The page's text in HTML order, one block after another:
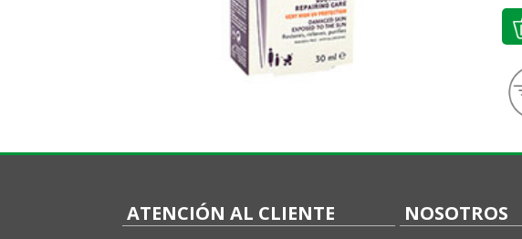
ATENCIÓN AL CLIENTE NOSOTROS